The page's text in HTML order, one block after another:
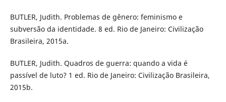
BUTLER, Judith. Problemas de gênero: feminismo e
subversão da identidade. 8 ed. Rio de Janeiro: Civilização
Brasileira, 2015a.
BUTLER, Judith. Quadros de guerra: quando a vida é
passível de luto? 1 ed. Rio de Janeiro: Civilização Brasileira,
2015b.